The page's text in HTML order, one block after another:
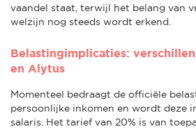
vaandel staat, terwijl het belang van
welzijn nog steeds wordt erkend.
Belastingimplicaties:
en Alytus
Momenteel bedraagt de officiële
persoonlijke inkomen en wordt deze
salaris. Het tarief van 20% is van